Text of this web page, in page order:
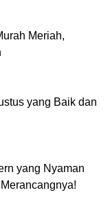
Meriah,
yang Baik dan
yang Nyaman